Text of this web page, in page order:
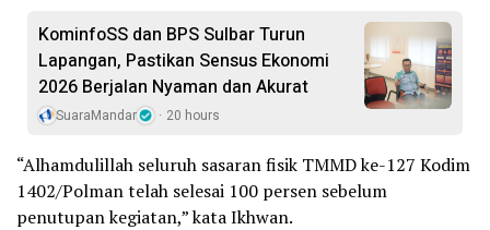
KominfoSS dan BPS Sulbar Turun
Lapangan, Pastikan Sensus Ekonomi
2026 Berjalan Nyaman dan Akurat
SuaraMandar 20 hours
“Alhamdulillah seluruh sasaran fisik TMMD ke-127 Kodim
1402/Polman telah selesai 100 persen sebelum
penutupan kegiatan,” kata Ikhwan.